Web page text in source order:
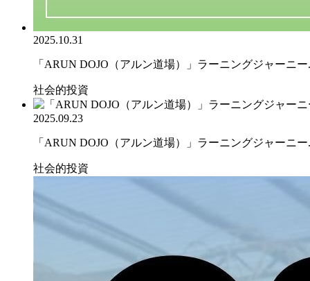
2025.10.31
「ARUN DOJO（アルン道場）」ラーニングジャーニー
社会的投資
2025.09.23
「ARUN DOJO（アルン道場）」ラーニングジャーニー
社会的投資